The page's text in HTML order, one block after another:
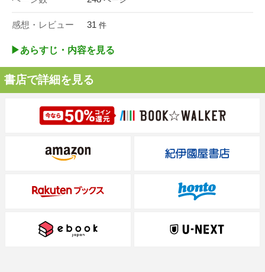
感想・レビュー 31 件
▶︎あらすじ・内容を見る
書店で詳細を見る